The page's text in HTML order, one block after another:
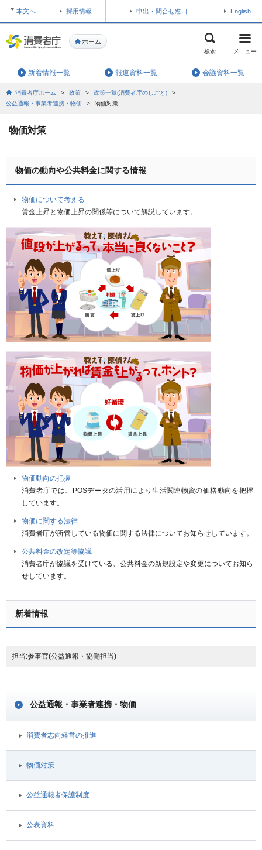
ホーム
本文へ 採用情報 申出・問合せ窓口 English
メニュー
検索
新着情報一覧 報道資料一覧 会議資料一覧
消費者庁ホーム > 政策 > 政策一覧(消費者庁のしごと)
>
公益通報・事業者連携・物価
> 物価対策
物価対策
物価の動向や公共料金に関する情報
物価について考える
賃金上昇と物価上昇の関係等について解説しています。
物価動向の把握
消費者庁では、POSデータの活用により生活関連物資の価格動向を把握
しています。
物価に関する法律
消費者庁が所管している物価に関する法律についてお知らせしています。
公共料金の改定等協議
消費者庁が協議を受けている、公共料金の新規設定や変更についてお知ら
せしています。
新着情報
担当:参事官(公益通報・協働担当)
公益通報・事業者連携・物価
消費者志向経営の推進
物価対策
公益通報者保護制度
公表資料